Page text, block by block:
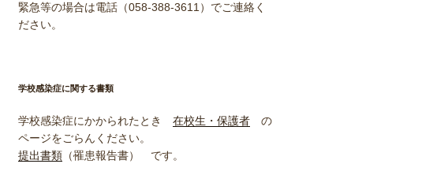
緊急等の場合は電話（058-388-3611）でご連絡く
ださい。
学校感染症に関する書類
学校感染症にかかられたとき 在校生・保護者の
ページをごらんください。
提出書類（罹患報告書） です。